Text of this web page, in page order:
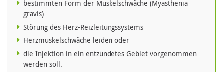
bestimmten Form der Muskelschwäche (Myasthenia
gravis)
Störung des Herz-Reizleitungssystems
Herzmuskelschwäche leiden oder
die Injektion in ein entzündetes Gebiet vorgenommen
werden soll.